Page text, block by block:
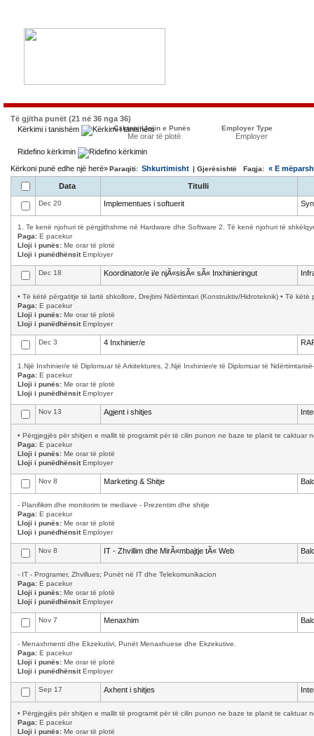
Të gjitha punët (21 në 36 nga 36)
Kërkimi i tanishëm
Caktoni Llojin e Punës
Me orar të plotë
Employer Type
Employer
Ridefino kërkimin
Kërkoni punë edhe një herë»Paraqiti: Shkurtimisht | Gjerësishtë Faqja: « E
Data Titulli
Dec 20 Implementues i softuerit
1. Te kenë njohuri të përgjithshme në Hardware dhe Software 2. Të kenë njohuri të
Paga: E pacekur
Lloji i punës: Me orar të plotë
Lloji i punëdhënsitEmployer
Dec 18 Koordinator/e i/e njÃ«sisÃ« sÃ« Inxhinieringut
• Të këtë përgatitje të lartë shkollore, Drejtimi Ndërtimtari (Konstruktiv/Hidroteknik) • Të
Paga: E pacekur
Lloji i punës: Me orar të plotë
Lloji i punëdhënsitEmployer
Dec 3 4 Inxhinier/e
1.Një Inxhinier/e të Diplomuar të Arkitektures, 2.Një Inxhinier/e të Diplomuar të
Paga: E pacekur
Lloji i punës: Me orar të plotë
Lloji i punëdhënsitEmployer
Nov 13 Agjent i shitjes
• Përgjegjës për shitjen e mallit të programit për të cilin punon ne baze te planit te caktuar
Paga: E pacekur
Lloji i punës: Me orar të plotë
Lloji i punëdhënsitEmployer
Nov 8 Marketing & Shitje
- Planifikim dhe monitorim te mediave - Prezentim dhe shitje
Paga: E pacekur
Lloji i punës: Me orar të plotë
Lloji i punëdhënsitEmployer
Nov 8 IT - Zhvillim dhe MirÃ«mbajtje tÃ« Web
- IT - Programer, Zhvillues; Punët në IT dhe Telekomunikacion
Paga: E pacekur
Lloji i punës: Me orar të plotë
Lloji i punëdhënsitEmployer
Nov 7 Menaxhim
- Menaxhmenti dhe Ekzekutivi, Punët Menaxhuese dhe Ekzekutive.
Paga: E pacekur
Lloji i punës: Me orar të plotë
Lloji i punëdhënsitEmployer
Sep 17 Axhent i shitjes
• Përgjegjës për shitjen e mallit të programit për të cilin punon ne baze te planit te caktuar
Paga: E pacekur
Lloji i punës: Me orar të plotë